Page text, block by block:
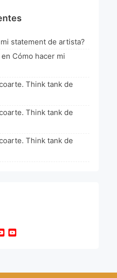
Colombia
statement de artista?
en Cómo hacer mi
Think tank de
Think tank de
Think tank de
YouTube